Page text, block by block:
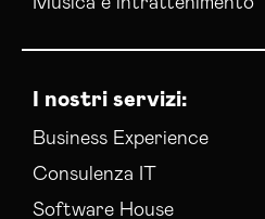
I nostri servizi:
Business Experience
Consulenza IT
Software House